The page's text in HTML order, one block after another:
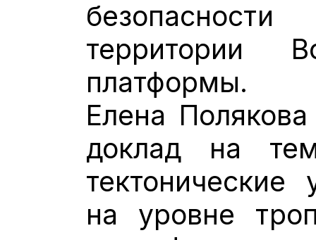
территории
платформы.
Елена
доклад на
на уровне